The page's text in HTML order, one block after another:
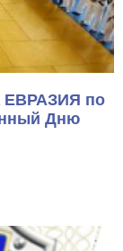
ЕВРАЗИЯ по
Дню